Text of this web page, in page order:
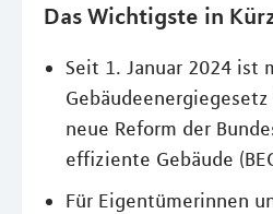
Das Wichtigste in
Seit 1. Januar 2024 ist
Gebäudeenergiegesetz
neue Reform der
effiziente Gebäude
Für Eigentümerinnen